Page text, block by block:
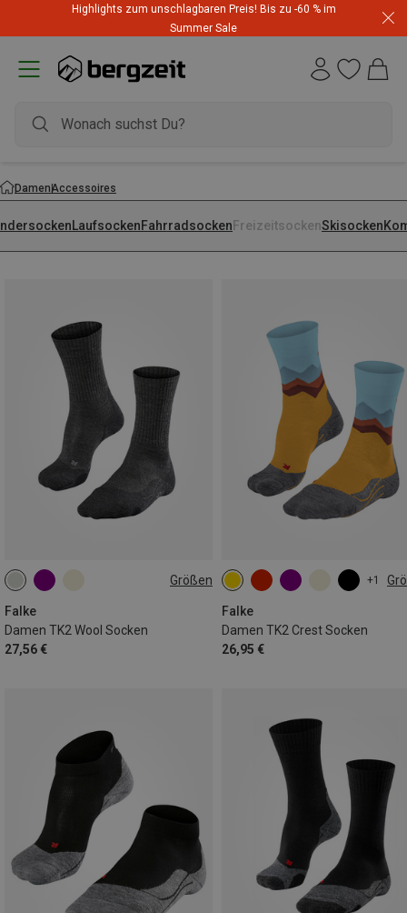
Highlights zum unschlagbaren Preis! Bis zu -60 % im
Summer Sale
DamenAccessoires
LaufsockenFahrradsocken FreizeitsockenSkisocken
Größen
Falke
Damen TK2 Wool Socken
27,56 €
35|36
41|42
+1
Falke
Damen TK2 Crest Socken
26,95 €
35|36 37|38
39|40
41|42